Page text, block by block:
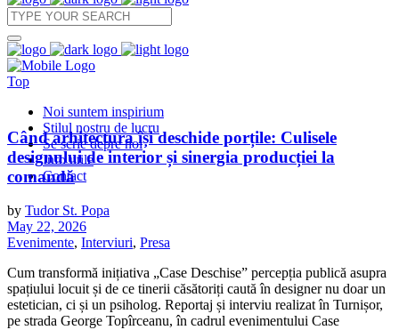
Top
Noi suntem inspirium
Stilul nostru de lucru
Se scrie depre noi
Info utile
Contact
Când arhitectura își deschide porțile: Culisele
designului de interior și sinergia producției la
comandă
by Tudor St. Popa
May 22, 2026
Evenimente, Interviuri, Presa
Cum transformă inițiativa „Case Deschise” percepția publică asupra
spațiului locuit și de ce tinerii căsătoriți caută în designer nu doar un
estetician, ci și un psiholog. Reportaj și interviu realizat în Turnișor,
pe strada George Topîrceanu, în cadrul evenimentului Case